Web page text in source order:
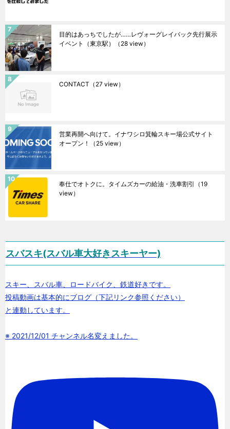
目的はあっちでしたが……レヴォーグレイバック先行展示
イベント（東京駅）
（28 view）
CONTACT （27 view）
営業再開へ向けて。イナワシロ箕輪スキー場公式サイト
オープン！
（25 view）
奉仕でオトクに。タイムズカーの給油・洗車割引 （19
view）
スバスキ(スバル車大好きスキーヤー)
スキー、スバル車、ロードバイク、鉄道好きです。
投稿動画は基本的にブログ（下記リンク参照ください）
と連動しています。
※ 2021/12/01 チャンネル名変えました。